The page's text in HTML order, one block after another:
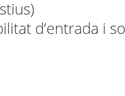
d’entrada i